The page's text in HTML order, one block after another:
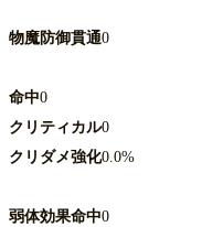
物魔防御貫通0
命中0
クリティカル0
クリダメ強化0.0%
弱体効果命中0